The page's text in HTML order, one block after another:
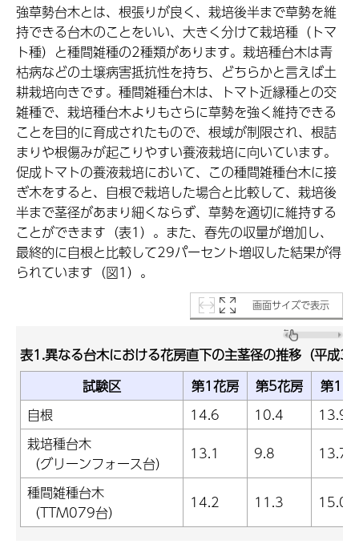
強草勢台木とは、根張りが良く、栽培後半まで草勢を維
持できる台木のことをいい、大きく分けて栽培種（トマ
ト種）と種間雑種の2種類があります。栽培種台木は青
枯病などの土壌病害抵抗性を持ち、どちらかと言えば土
耕栽培向きです。種間雑種台木は、トマト近縁種との交
雑種で、栽培種台木よりもさらに草勢を強く維持できる
ことを目的に育成されたもので、根域が制限され、根詰
まりや根傷みが起こりやすい養液栽培に向いています。
促成トマトの養液栽培において、この種間雑種台木に接
ぎ木をすると、自根で栽培した場合と比較して、栽培後
半まで茎径があまり細くならず、草勢を適切に維持する
ことができます（表1）。また、春先の収量が増加し、
最終的に自根と比較して29パーセント増収した結果が得
られています（図1）。
画面サイズで表示
表1.異なる台木における花房直下の主茎径の推移（平成
試験区
第1花房 第5花房
第11
自根
14.6 10.4
13.9
栽培種台木
（グリーンフォース台）
13.1 9.8
13.7
種間雑種台木
（TTM079台）
14.2 11.3 15.0